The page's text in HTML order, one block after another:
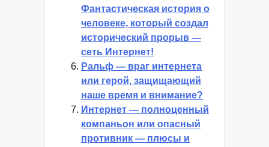
Фантастическая история о
человеке, который создал
исторический прорыв —
сеть Интернет!
Ральф — враг интернета
или герой, защищающий
наше время и внимание?
Интернет — полноценный
компаньон или опасный
противник — плюсы и